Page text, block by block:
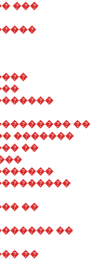
���
��
�������
��
��
��
��